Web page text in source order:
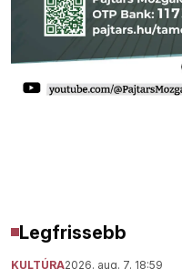
Legfrissebb
KULTÚRA2026. aug. 7. 18:59